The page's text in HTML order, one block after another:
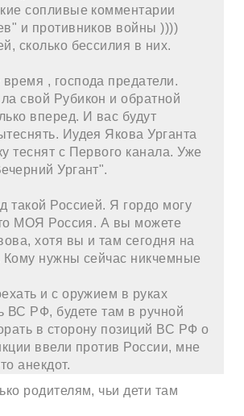
сопливые комментарии
и противников войны ))))
сколько бессилия в них.
, господа предатели.
свой Рубикон и обратной
вперед. И вас будут
Иудея Якова Урганта
теснят с Первого канала. Уже
Ургант".
такой Россией. Я гордо могу
МОЯ Россия. А вы можете
хотя вы и там сегодня на
нужны сейчас никчемные
и с оружием в руках
ВС РФ, будете там в ручной
в сторону позиций ВС РФ о
ввели против России, мне
анекдот.
родителям, чьи дети там